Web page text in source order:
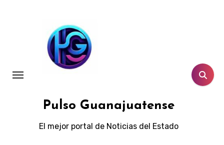
Pulso Guanajuatense
El mejor portal de Noticias del Estado